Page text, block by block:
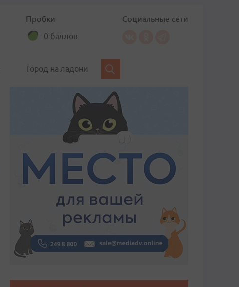
Пробки
0 баллов
Социальные сети
Город на ладони